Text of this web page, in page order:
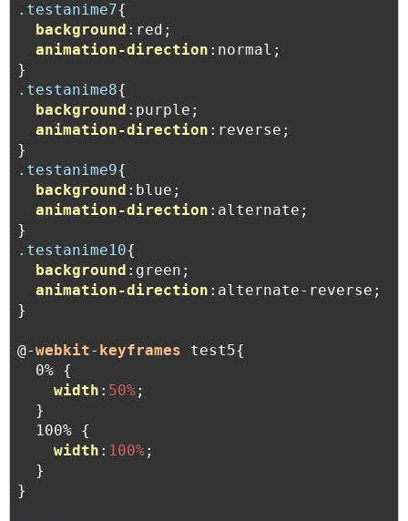
.testanime7{
background :red;
animation-direction :normal;
.testanime8{
background :purple;
animation-direction :reverse;
.testanime9{
background :blue;
animation-direction :alternate;
.testanime10{
background :green;
animation-direction :alternate-reverse;
}
@-webkit- keyframes test5{
  0% {
width : 50%;
  }
  100% {
width : 100%;
  }
}